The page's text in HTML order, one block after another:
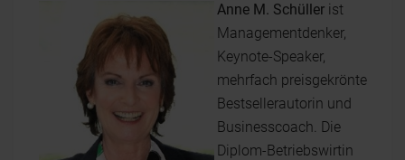
Anne M. Schüller ist
Managementdenker,
Keynote-Speaker,
mehrfach preisgekrönte
Bestsellerautorin und
Businesscoach. Die
Diplom-Betriebswirtin